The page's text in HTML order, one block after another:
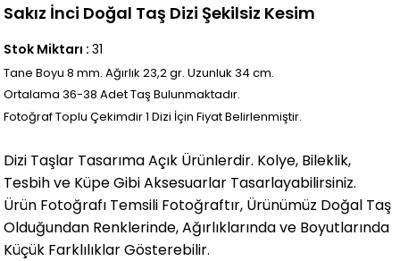
Sakız İnci Doğal Taş Dizi Şekilsiz Kesim
Stok Miktarı : 31
Tane Boyu 8 mm. Ağırlık 23,2 gr. Uzunluk 34 cm.
Ortalama 36-38 Adet Taş Bulunmaktadır.
Fotoğraf Toplu Çekimdir 1 Dizi İçin Fiyat Belirlenmiştir.
Dizi Taşlar Tasarıma Açık Ürünlerdir. Kolye, Bileklik,
Tesbih ve Küpe Gibi Aksesuarlar Tasarlayabilirsiniz.
Ürün Fotoğrafı Temsili Fotoğraftır, Ürünümüz Doğal Taş
Olduğundan Renklerinde, Ağırlıklarında ve Boyutlarında
Küçük Farklılıklar Gösterebilir.